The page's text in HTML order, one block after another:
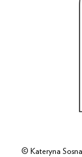
© Kateryna